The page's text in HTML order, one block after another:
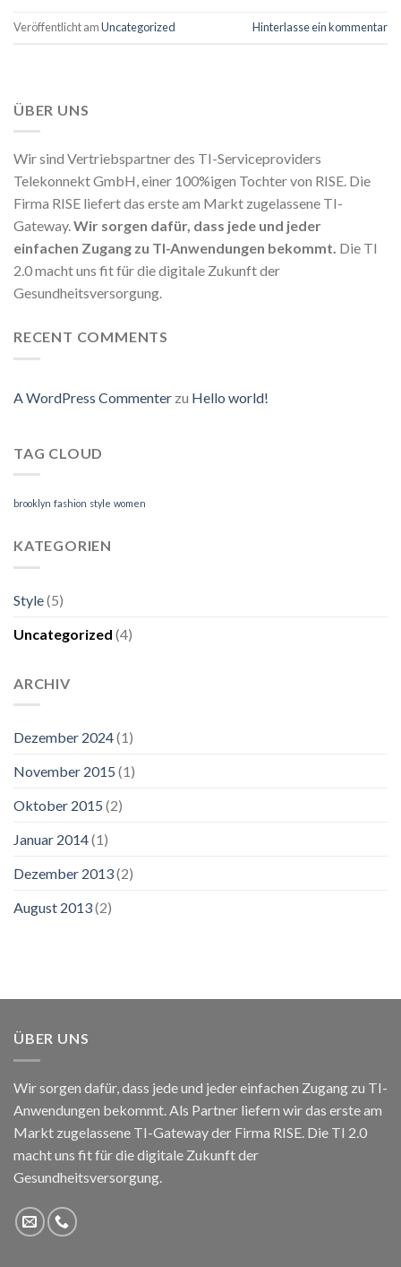
Veröffentlicht amUncategorized Hinterlasse ein kommentar
ÜBER UNS
Wir sind Vertriebspartner des TI-Serviceproviders
Telekonnekt GmbH, einer 100%igen Tochter von RISE. Die
Firma RISE liefert das erste am Markt zugelassene TI-
Gateway.Wir sorgen dafür, dass jede und jeder
einfachen Zugang zu TI-Anwendungen bekommt. Die TI
2.0 macht uns fit für die digitale Zukunft der
Gesundheitsversorgung.
RECENT COMMENTS
A WordPress Commenter zu Hello world!
TAG CLOUD
brooklyn fashion style women
KATEGORIEN
Style(5)
Uncategorized (4)
ARCHIV
Dezember 2024(1)
November 2015 (1)
Oktober 2015 (2)
Januar 2014(1)
Dezember 2013(2)
August 2013(2)
ÜBER UNS
Wir sorgen dafür, dass jede und jeder einfachen Zugang zu TI-
Anwendungen bekommt. Als Partner liefern wir das erste am
Markt zugelassene TI-Gateway der Firma RISE. Die TI 2.0
macht uns fit für die digitale Zukunft der
Gesundheitsversorgung.